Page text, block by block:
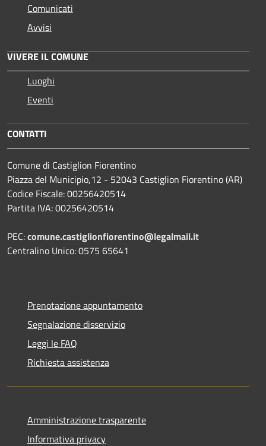
Comunicati
Avvisi
VIVERE IL COMUNE
Luoghi
Eventi
CONTATTI
Comune di Castiglion Fiorentino
Piazza del Municipio,12 - 52043 Castiglion Fiorentino (AR)
Codice Fiscale: 00256420514
Partita IVA: 00256420514
PEC:comune.castiglionfiorentino@legalmail.it
Centralino Unico: 0575 65641
Prenotazione appuntamento
Segnalazione disservizio
Leggi le FAQ
Richiesta assistenza
Amministrazione trasparente
Informativa privacy